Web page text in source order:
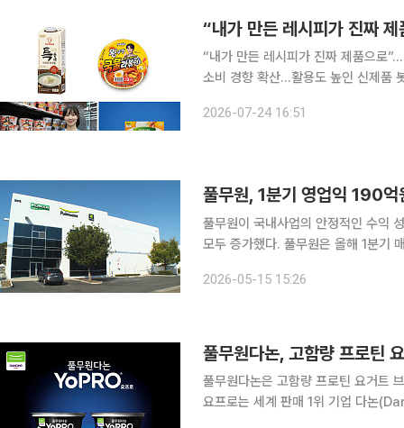
“내가 만든 레시피가 진짜
“내가 만든 레시피가 진짜 제품으로
소비 경향 확산…활용도 높인 신제품
화되면서, 식품·유통업계가 소비자 조
2026-07-24 16:51
풀무원, 1분기 영업익 190
풀무원이 국내사업의 안정적인 수익
모두 증가했다. 풀무원은 올해 1분기 매출은 전년 동기 대비 7.2% 증가한 8504억원, 영업이익은
유통사업의 신규 수주 및 운영 효율화
2026-05-15 15:26
풀무원다논, 고함량 프로틴
풀무원다논은 고함량 프로틴 요거트
요프로는 세계 판매 1위 기업 다논